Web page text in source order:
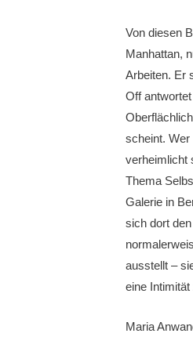
Von diesen
Manhattan,
Arbeiten. Er
Off
scheint. Wer
verheimlicht
Thema
Galerie in
sich dort
ausstellt –
eine
Maria